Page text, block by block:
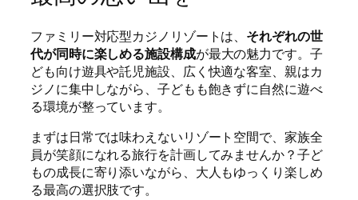
ファミリー対応型カジノリゾートは、 それぞれの世
代が同時に楽しめる施設構成が最大の魅力です。子
ども向け遊具や託児施設、広く快適な客室、親はカ
ジノに集中しながら、子どもも飽きずに自然に遊べ
る環境が整っています。
まずは日常では味わえないリゾート空間で、家族全
員が笑顔になれる旅行を計画してみませんか？子ど
もの成長に寄り添いながら、大人もゆっくり楽しめ
る最高の選択肢です。